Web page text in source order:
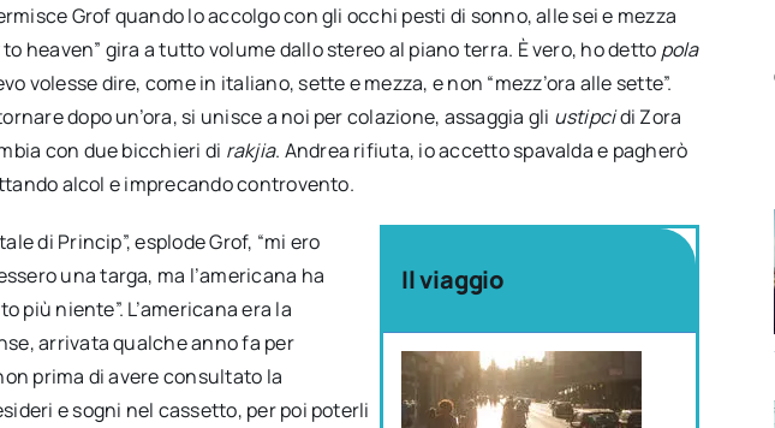
Grof quando lo accolgo con gli occhi pesti di sonno, alle sei e mezza
heaven” gira a tutto volume dallo stereo al piano terra. È vero, ho detto pola
volesse dire, come in italiano, sette e mezza, e non “mezz’ora alle sette”.
dopo un’ora, si unisce a noi per colazione, assaggia gli ustipcidi Zora
con due bicchieri di rakjia. Andrea rifiuta, io accetto spavalda e pagherò
alcol e imprecando controvento.
Il viaggio
di Princip”, esplode Grof, “mi ero
una targa, ma l’americana ha
più niente”. L’americana era la
arrivata qualche anno fa per
prima di avere consultato la
e sogni nel cassetto, per poi poterli